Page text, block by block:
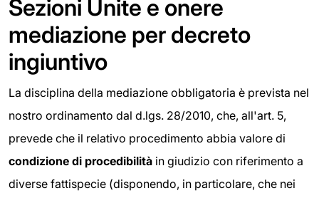
Sezioni Unite e onere
mediazione per decreto
ingiuntivo
La disciplina della mediazione obbligatoria è prevista nel
nostro ordinamento dal d.lgs. 28/2010, che, all'art. 5,
prevede che il relativo procedimento abbia valore di
condizione di procedibilità in giudizio con riferimento a
diverse fattispecie (disponendo, in particolare, che nei